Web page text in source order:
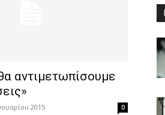
αντιμετωπίσουμε
2015 0